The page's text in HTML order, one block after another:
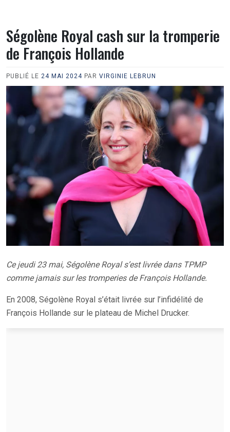
Ségolène Royal cash sur la tromperie
de François Hollande
PUBLIÉ LE 24 MAI 2024 PAR VIRGINIE LEBRUN
Ce jeudi 23 mai, Ségolène Royal s’est livrée dans TPMP
comme jamais sur les tromperies de François Hollande.
En 2008, Ségolène Royal s’était livrée sur l’infidélité de
François Hollande sur le plateau de Michel Drucker.